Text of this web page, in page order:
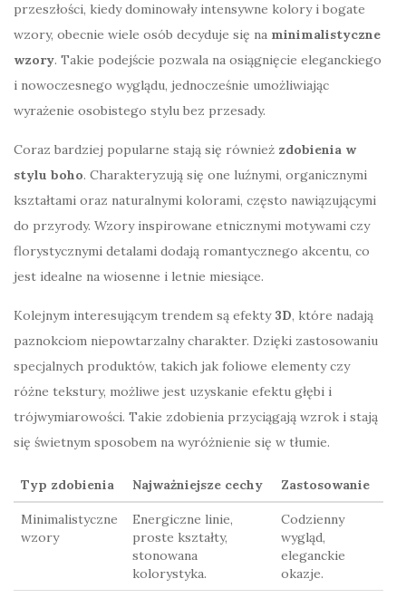
przeszłości, kiedy dominowały intensywne kolory i bogate
wzory, obecnie wiele osób decyduje się na minimalistyczne
wzory. Takie podejście pozwala na osiągnięcie eleganckiego
i nowoczesnego wyglądu, jednocześnie umożliwiając
wyrażenie osobistego stylu bez przesady.
Coraz bardziej popularne stają się również zdobienia w
stylu boho. Charakteryzują się one luźnymi, organicznymi
kształtami oraz naturalnymi kolorami, często nawiązującymi
do przyrody. Wzory inspirowane etnicznymi motywami czy
florystycznymi detalami dodają romantycznego akcentu, co
jest idealne na wiosenne i letnie miesiące.
Kolejnym interesującym trendem są efekty 3D, które nadają
paznokciom niepowtarzalny charakter. Dzięki zastosowaniu
specjalnych produktów, takich jak foliowe elementy czy
różne tekstury, możliwe jest uzyskanie efektu głębi i
trójwymiarowości. Takie zdobienia przyciągają wzrok i stają
się świetnym sposobem na wyróżnienie się w tłumie.
Typ zdobienia Najważniejsze cechy Zastosowanie
Minimalistyczne
wzory
Energiczne linie,
proste kształty,
stonowana
kolorystyka.
Codzienny
wygląd,
eleganckie
okazje.